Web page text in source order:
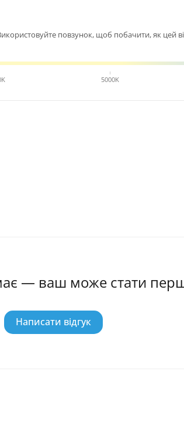
повзунок, щоб побачити, як цей
5000K
— ваш може стати
Написати відгук